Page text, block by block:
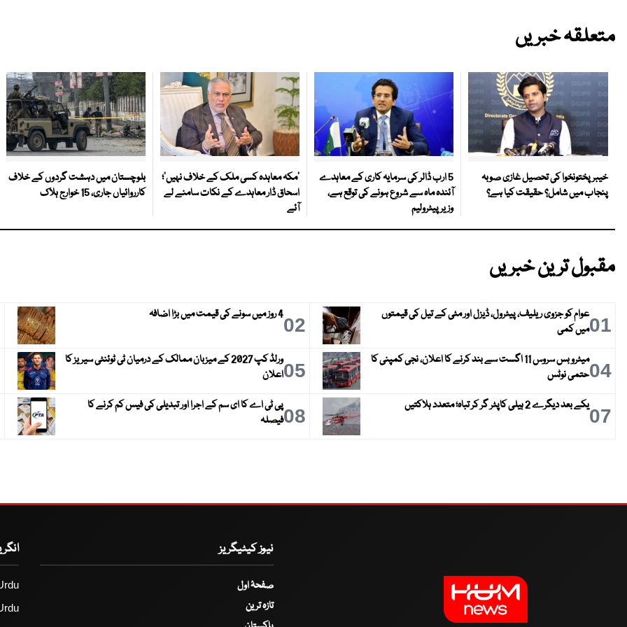
متعلقہ خبریں
خیبر پختونخوا کی تحصیل غازی صوبہ
پنجاب میں شامل؟ حقیقت کیا ہے؟
5 ارب ڈالر کی سرمایہ کاری کے معاہدے
آئندہ ماہ سے شروع ہونے کی توقع ہے،
وزیر پیٹرولیم
‘مکہ معاہدہ کسی ملک کے خلاف نہیں’؛
اسحاق ڈار معاہدے کے نکات سامنے لے
آئے
بلوچستان میں دہشت گردوں کے خلاف
کارروائیاں جاری، 15 خوارج ہلاک
مقبول ترین خبریں
01عوام کو جزوی ریلیف، پیٹرول، ڈیزل اور مٹی کے تیل کی قیمتوں
میں کمی
024 روز میں سونے کی قیمت میں بڑا اضافہ
04
میٹرو بس سروس 11 اگست سے بند کرنے کا اعلان، نجی کمپنی کا
حتمی نوٹس
05
ورلڈ کپ 2027 کے میزبان ممالک کے درمیان ٹی ٹوئنٹی سیریز کا
اعلان
07یکے بعد دیگرے 2 ہیلی کاپٹر گر کر تباہ؛ متعدد ہلاکتیں 08پی ٹی اے کا ای سم کے اجرا اور تبدیلی کی فیس کم کرنے کا
فیصلہ
نیوز کیٹیگریز
صفحۂ اول
تازہ ترین